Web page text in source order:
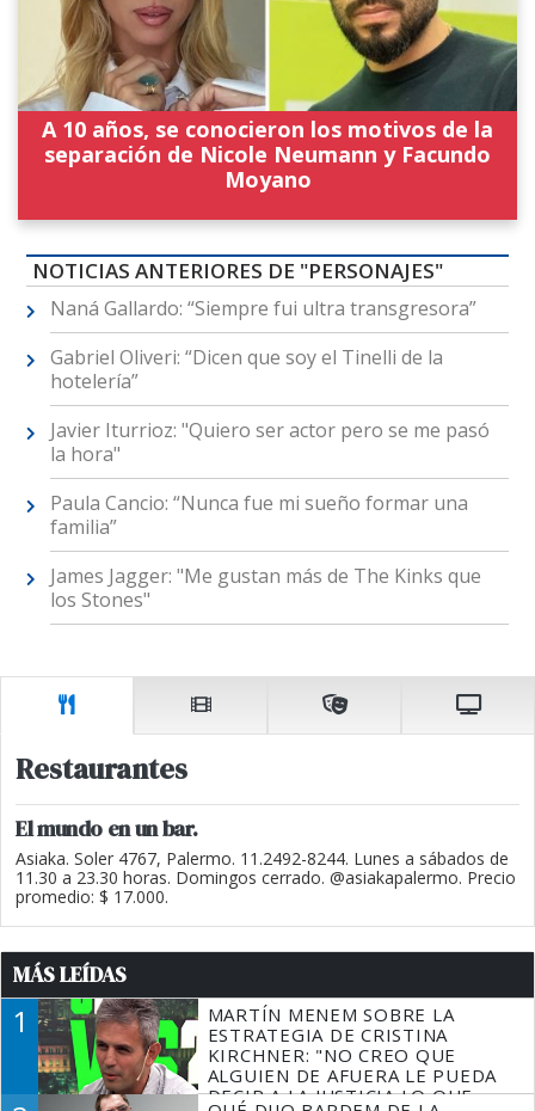
A 10 años, se conocieron los motivos de la
separación de Nicole Neumann y Facundo
Moyano
NOTICIAS ANTERIORES DE "PERSONAJES"
Naná Gallardo: “Siempre fui ultra transgresora”
Gabriel Oliveri: “Dicen que soy el Tinelli de la
hotelería”
Javier Iturrioz: "Quiero ser actor pero se me pasó
la hora"
Paula Cancio: “Nunca fue mi sueño formar una
familia”
James Jagger: "Me gustan más de The Kinks que
los Stones"
Restaurantes
El mundo en un bar.
Asiaka. Soler 4767, Palermo. 11.2492-8244. Lunes a sábados de
11.30 a 23.30 horas. Domingos cerrado. @asiakapalermo. Precio
promedio: $ 17.000.
MÁS LEÍDAS
1
MARTÍN MENEM SOBRE LA
ESTRATEGIA DE CRISTINA
KIRCHNER: "NO CREO QUE
ALGUIEN DE AFUERA LE PUEDA
DECIR A LA JUSTICIA LO QUE